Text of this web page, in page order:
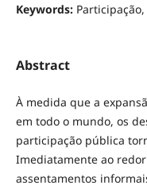
Keywords:
Abstract
À medida que a
em todo o mundo, os
participação pública
Imediatamente ao
assentamentos